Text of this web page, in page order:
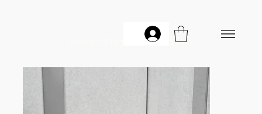
MagTab Abendgold